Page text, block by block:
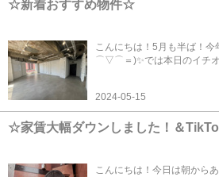
☆新着おすすめ物件☆
こんにちは！5月も半ば！今
⌒▽⌒＝)✨では本日のイチ
2024-05-15
☆家賃大幅ダウンしました！＆
こんにちは！今日は朝から